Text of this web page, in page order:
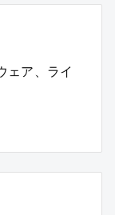
ェア、ライ